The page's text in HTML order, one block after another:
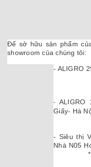
Đế sở hữu sản phẩm
showroom của chúng tôi:
-
*
- ALIGRO
* 04
- Siêu thị
Nhà N05
* 04